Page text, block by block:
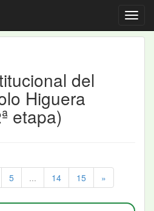
del
Higuera
etapa)
5 ... 14 15 »